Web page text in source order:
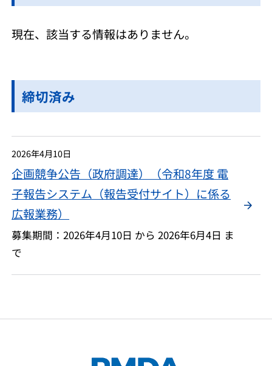
現在、該当する情報はありません。
締切済み
2026年4月10日
企画競争公告（政府調達）（令和8年度 電
子報告システム（報告受付サイト）に係る
広報業務）
募集期間：2026年4月10日 から 2026年6月4日 ま
で